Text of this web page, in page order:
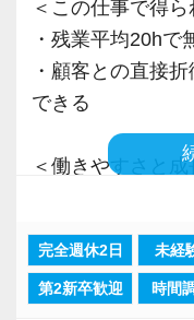
当事務所ではセ
で、経験したこ
る意欲があれば
ます。
もちろん、その
ートします。
定型以外の案件
だけた方には通
を支給。
りするのにも便
原則定時で退社い
働き方をしたい
「今は正社員勤
ら安定した働き
＜この仕事で得ら
・残業平均20hで
・顧客との直接
できる
＜働きやすさと
・顧客対応や提
・資産税や相続
完全週休2日 未経
第2新卒歓迎 時間